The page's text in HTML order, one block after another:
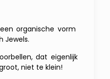
organische vorm
Jewels.
dat eigenlijk
niet te klein!